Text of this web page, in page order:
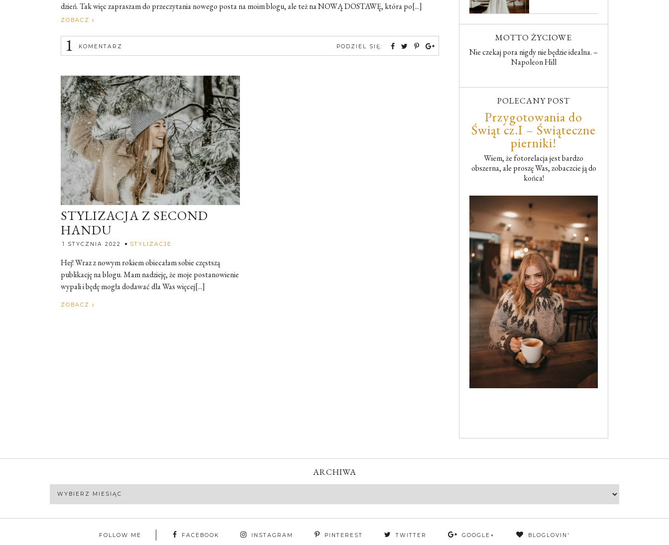
dzień. Tak więc zapraszam do przeczytania nowego posta na moim blogu, ale też na NOWĄ DOSTAWĘ, która po[...]
ZOBACZ
1 KOMENTARZ PODZIEL SIĘ:
STYLIZACJA Z SECOND
HANDU
1 STYCZNIA 2022 STYLIZACJE
Hej! Wraz z nowym rokiem obiecałam sobie częstszą
publikację na blogu. Mam nadzieję, że moje postanowienie
wypali i będę mogła dodawać dla Was więcej[...]
ZOBACZ
MOTTO ŻYCIOWE
Nie czekaj pora nigdy nie będzie idealna. –
Napoleon Hill
POLECANY POST
Przygotowania do
Świąt cz.I – Świąteczne
pierniki!
Wiem, że fotorelacja jest bardzo
obszerna, ale proszę Was, zobaczcie ją do
końca!
ARCHIWA
Archiwa
FOLLOW ME FACEBOOK INSTAGRAM PINTEREST TWITTER GOOGLE+ BLOGLOVIN'